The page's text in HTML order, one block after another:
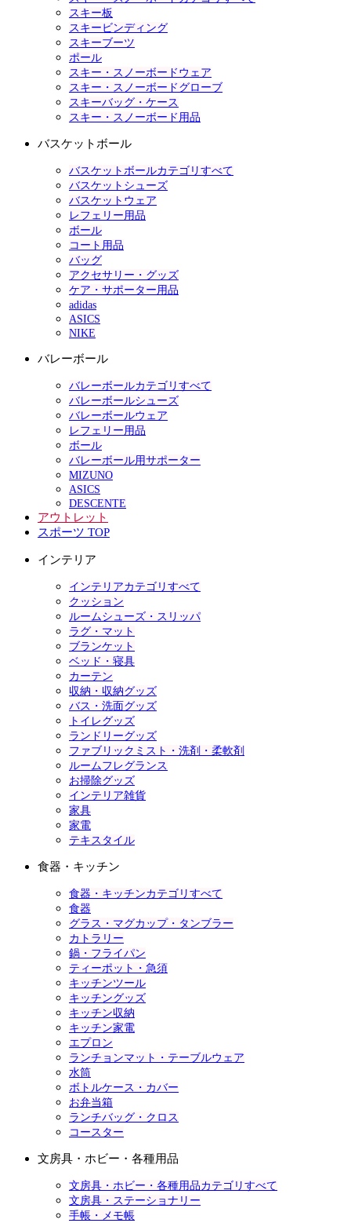
スキー板
スキービンディング
スキーブーツ
ポール
スキー・スノーボードウェア
スキー・スノーボードグローブ
スキーバッグ・ケース
スキー・スノーボード用品
バスケットボール
バスケットボールカテゴリすべて
バスケットシューズ
バスケットウェア
レフェリー用品
ボール
コート用品
バッグ
アクセサリー・グッズ
ケア・サポーター用品
adidas
ASICS
NIKE
バレーボール
バレーボールカテゴリすべて
バレーボールシューズ
バレーボールウェア
レフェリー用品
ボール
バレーボール用サポーター
MIZUNO
ASICS
DESCENTE
アウトレット
スポーツ TOP
インテリア
インテリアカテゴリすべて
クッション
ルームシューズ・スリッパ
ラグ・マット
ブランケット
ベッド・寝具
カーテン
収納・収納グッズ
バス・洗面グッズ
トイレグッズ
ランドリーグッズ
ファブリックミスト・洗剤・柔軟剤
ルームフレグランス
お掃除グッズ
インテリア雑貨
家具
家電
テキスタイル
食器・キッチン
食器・キッチンカテゴリすべて
食器
グラス・マグカップ・タンブラー
カトラリー
鍋・フライパン
ティーポット・急須
キッチンツール
キッチングッズ
キッチン収納
キッチン家電
エプロン
ランチョンマット・テーブルウェア
水筒
ボトルケース・カバー
お弁当箱
ランチバッグ・クロス
コースター
文房具・ホビー・各種用品
文房具・ホビー・各種用品カテゴリすべて
文房具・ステーショナリー
手帳・メモ帳